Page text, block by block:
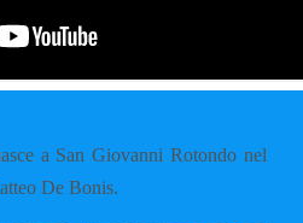
a San Giovanni Rotondo nel
De Bonis.